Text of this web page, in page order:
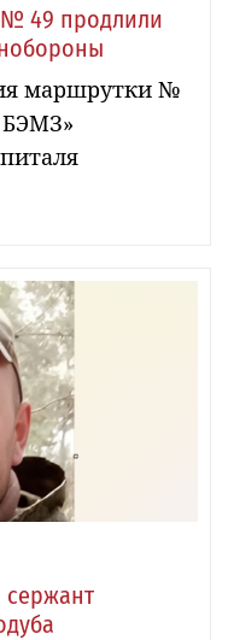
№ 49 продлили
маршрутки №
БЭМЗ»